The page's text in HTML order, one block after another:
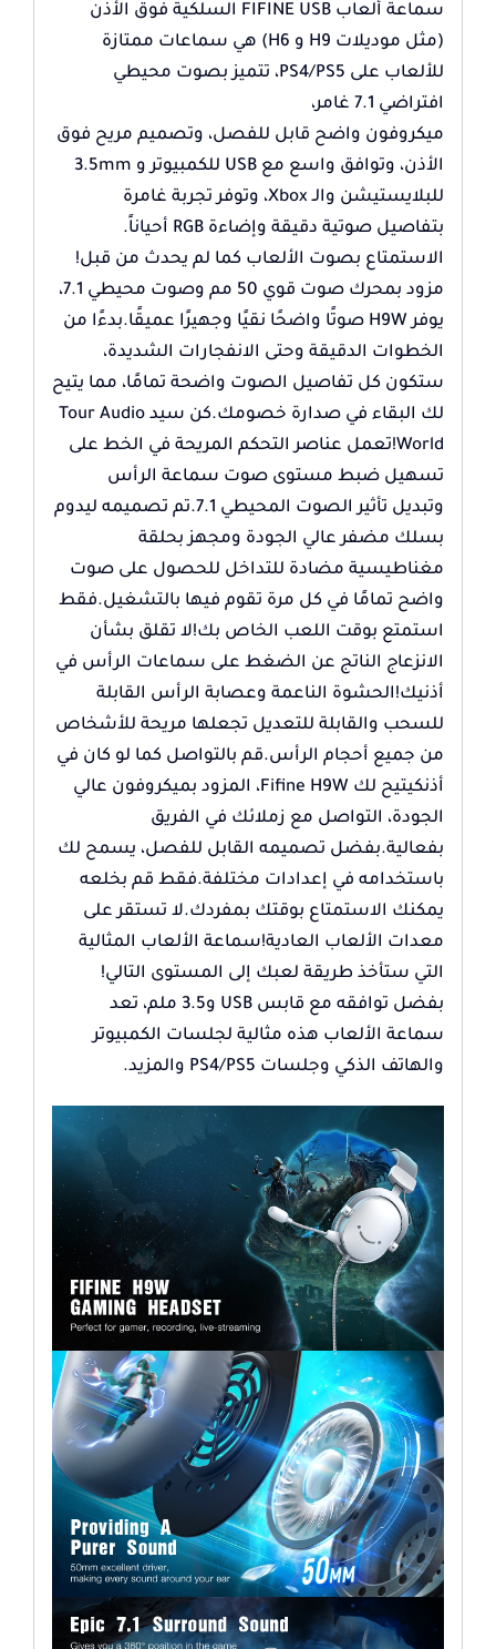
سماعة ألعاب FIFINE USB السلكية فوق الأذن
(مثل موديلات H9 و H6) هي
سماعات ممتازة
للألعاب على PS4/PS5، تتميز بصوت محيطي
افتراضي 7.1 غامر،
ميكروفون واضح قابل للفصل، وتصميم مريح فوق
الأذن، وتوافق واسع مع USB للكمبيوتر و 3.5mm
للبلايستيشن والـ Xbox، وتوفر تجربة غامرة
بتفاصيل صوتية دقيقة وإضاءة RGB أحياناً
.
الاستمتاع بصوت الألعاب كما لم يحدث من قبل!
مزود بمحرك صوت قوي 50 مم وصوت محيطي 7.1،
يوفر H9W صوتًا واضحًا نقيًا وجهيرًا عميقًا.بدءًا من
الخطوات الدقيقة وحتى الانفجارات الشديدة،
ستكون كل تفاصيل الصوت واضحة تمامًا، مما يتيح
لك البقاء في صدارة خصومك.كن سيد Tour Audio
World!تعمل عناصر التحكم المريحة في الخط على
تسهيل ضبط مستوى صوت سماعة الرأس
وتبديل تأثير الصوت المحيطي 7.1.تم تصميمه ليدوم
بسلك مضفر عالي الجودة ومجهز بحلقة
مغناطيسية مضادة للتداخل للحصول على صوت
واضح تمامًا في كل مرة تقوم فيها بالتشغيل.فقط
استمتع بوقت اللعب الخاص بك!لا تقلق بشأن
الانزعاج الناتج عن الضغط على سماعات الرأس في
أذنيك!الحشوة الناعمة وعصابة الرأس القابلة
للسحب والقابلة للتعديل تجعلها مريحة للأشخاص
من جميع أحجام الرأس.قم بالتواصل كما لو كان في
أذنكيتيح لك Fifine H9W، المزود بميكروفون عالي
الجودة، التواصل مع زملائك في الفريق
بفعالية.بفضل تصميمه القابل للفصل، يسمح لك
باستخدامه في إعدادات مختلفة.فقط قم بخلعه
يمكنك الاستمتاع بوقتك بمفردك.لا تستقر على
معدات الألعاب العادية!سماعة الألعاب المثالية
التي ستأخذ طريقة لعبك إلى المستوى التالي!
بفضل توافقه مع قابس USB و3.5 ملم، تعد
سماعة الألعاب هذه مثالية لجلسات الكمبيوتر
والهاتف الذكي وجلسات PS4/PS5 والمزيد.